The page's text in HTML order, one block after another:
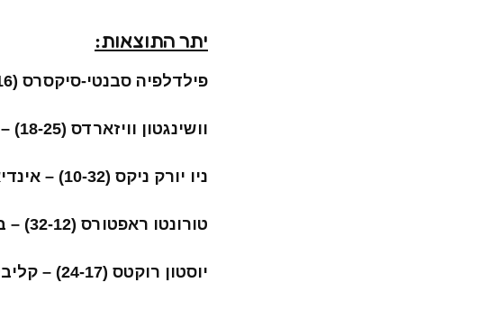
יתר התוצאות:
פילדלפיה סבנטי-סיקסרס (27-16) – אטלנטה הוקס (13-29) 123:121
וושינגטון וויזארדס (18-25) – מילווקי באקס (29-12) 106:113
ניו יורק ניקס (10-32) – אינדיאנה פייסרס (28-14) 121:106
טורונטו ראפטורס (32-12) – ברוקלין נטס (21-23) 105:122
יוסטון רוקטס (24-17) – קליבלנד קאבלירס (8-35) 113:141